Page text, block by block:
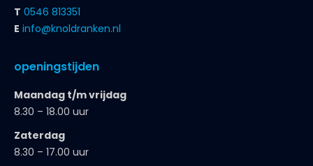
T 0546 813351
E info@knoldranken.nl
openingstijden
Maandag t/m vrijdag
8.30 – 18.00 uur
Zaterdag
8.30 – 17.00 uur